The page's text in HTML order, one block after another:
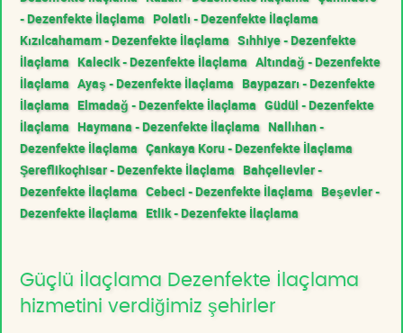
- Dezenfekte İlaçlama Polatlı - Dezenfekte İlaçlama
Kızılcahamam - Dezenfekte İlaçlama Sıhhiye - Dezenfekte
İlaçlama Kalecik - Dezenfekte İlaçlama Altındağ - Dezenfekte
İlaçlama Ayaş - Dezenfekte İlaçlama Baypazarı - Dezenfekte
İlaçlama Elmadağ - Dezenfekte İlaçlama Güdül - Dezenfekte
İlaçlama Haymana - Dezenfekte İlaçlama Nallıhan -
Dezenfekte İlaçlama Çankaya Koru - Dezenfekte İlaçlama
Şereflikoçhisar - Dezenfekte İlaçlama Bahçelievler -
Dezenfekte İlaçlama Cebeci - Dezenfekte İlaçlama Beşevler -
Dezenfekte İlaçlama Etlik - Dezenfekte İlaçlama
Güçlü İlaçlama Dezenfekte İlaçlama
hizmetini verdiğimiz şehirler